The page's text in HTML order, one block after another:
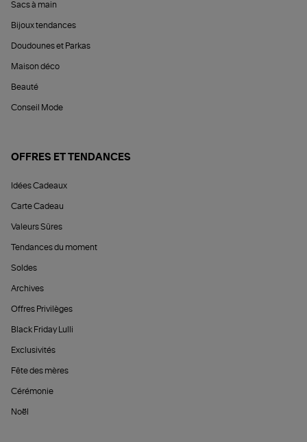
Sacs à main
Bijoux tendances
Doudounes et Parkas
Maison déco
Beauté
Conseil Mode
OFFRES ET TENDANCES
Idées Cadeaux
Carte Cadeau
Valeurs Sûres
Tendances du moment
Soldes
Archives
Offres Privilèges
Black Friday Lulli
Exclusivités
Fête des mères
Cérémonie
Noël